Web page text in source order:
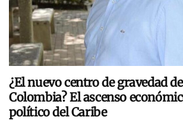
¿El nuevo centro de gravedad de
Colombia? El ascenso
político del Caribe